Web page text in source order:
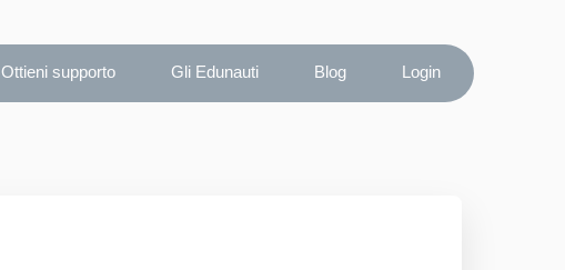
Ottieni supporto Gli Edunauti Blog Login